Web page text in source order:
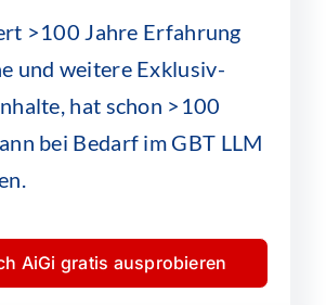
>100 Jahre Erfahrung
und weitere Exklusiv-
hat schon >100
bei Bedarf im GBT LLM
AiGi gratis ausprobieren